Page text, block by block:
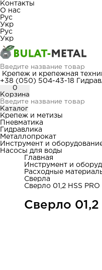
Контакты
О нас
Рус
Укр
Рус
Укр
Крепеж и крепежная
+38 (050) 504-43-18
0
Корзина
Каталог
Крепеж и метизы
Пневматика
Гидравлика
Металлопрокат
Инструмент и
Насосы для воды
Главная
Инструмент и
Расходные
Сверла
Сверло 01,2 HSS PRO
Сверло 01,2